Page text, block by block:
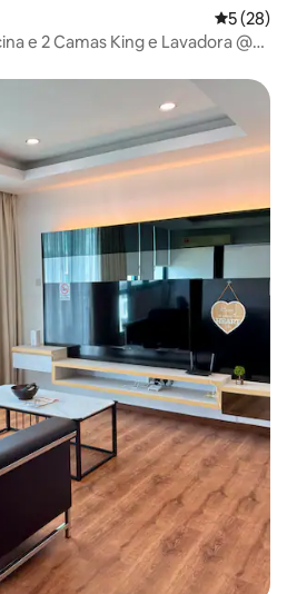
5 de uma
5 (28)
e 2 Camas King e Lavadora @